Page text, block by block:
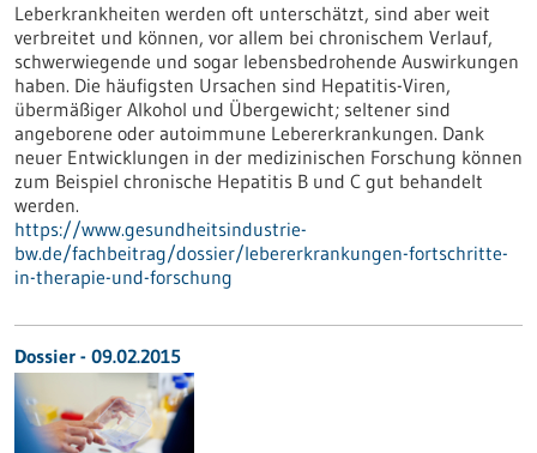
Leberkrankheiten werden oft unterschätzt, sind aber weit
verbreitet und können, vor allem bei chronischem Verlauf,
schwerwiegende und sogar lebensbedrohende Auswirkungen
haben. Die häufigsten Ursachen sind Hepatitis-Viren,
übermäßiger Alkohol und Übergewicht; seltener sind
angeborene oder autoimmune Lebererkrankungen. Dank
neuer Entwicklungen in der medizinischen Forschung können
zum Beispiel chronische Hepatitis B und C gut behandelt
werden.
https://www.gesundheitsindustrie-
bw.de/fachbeitrag/dossier/lebererkrankungen-fortschritte-
in-therapie-und-forschung
Dossier - 09.02.2015